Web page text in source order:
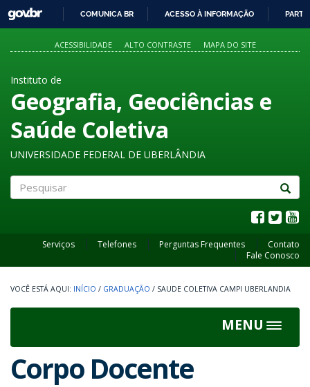
PARA
O
GOVBR
COMUNICA BR ACESSO À INFORMAÇÃO
ACESSIBILIDADE ALTO CONTRASTE MAPA DO SITE
Instituto de
Geografia, Geociências e
Saúde Coletiva
UNIVERSIDADE FEDERAL DE UBERLÂNDIA
Serviços Telefones Perguntas Frequentes
Contato
Fale Conosco
INÍCIO / GRADUAÇÃO / SAUDE COLETIVA CAMPI UBERLANDIA
MENU
Toggle
Corpo Docente